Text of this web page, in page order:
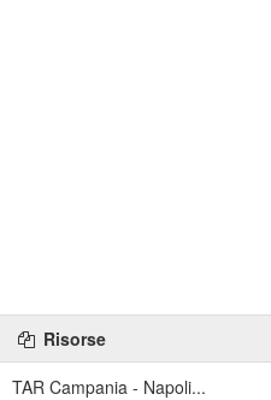
Risorse
TAR Campania - Napoli...